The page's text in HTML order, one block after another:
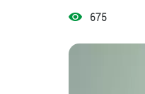
675